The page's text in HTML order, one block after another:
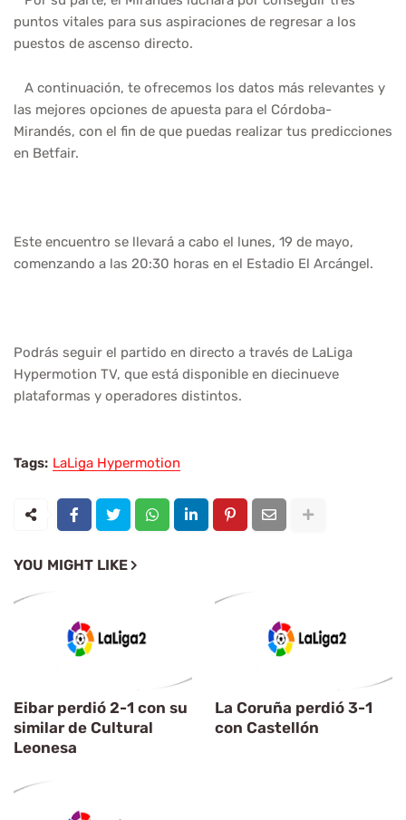
puntos vitales para sus aspiraciones de regresar a los
puestos de ascenso directo.
A continuación, te ofrecemos los datos más relevantes y
las mejores opciones de apuesta para el Córdoba-
Mirandés, con el fin de que puedas realizar tus predicciones
en Betfair.
Este encuentro se llevará a cabo el lunes, 19 de mayo,
comenzando a las 20:30 horas en el Estadio El Arcángel.
Podrás seguir el partido en directo a través de LaLiga
Hypermotion TV, que está disponible en diecinueve
plataformas y operadores distintos.
Tags: LaLiga Hypermotion
YOU MIGHT LIKE
Eibar perdió 2-1 con su
similar de Cultural
Leonesa
La Coruña perdió 3-1
con Castellón